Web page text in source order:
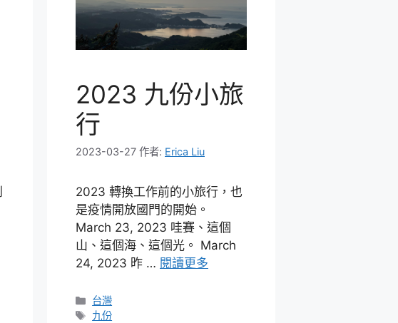
2023 九份小旅
行
2023-03-27 作者: Erica Liu
2023 轉換工作前的小旅行，也
是疫情開放國門的開始。
March 23, 2023 哇賽、這個
山、這個海、這個光。 March
24, 2023 昨 … 閱讀更多
分
類
台灣
標
九份